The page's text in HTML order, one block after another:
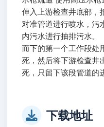
伸入上游检查井底部，
对准管道进行喷水，污
内污水进行抽排污水。
而下的第一个工作段处
死，然后将下游检查井
死，只留下该段管道的
下载地址